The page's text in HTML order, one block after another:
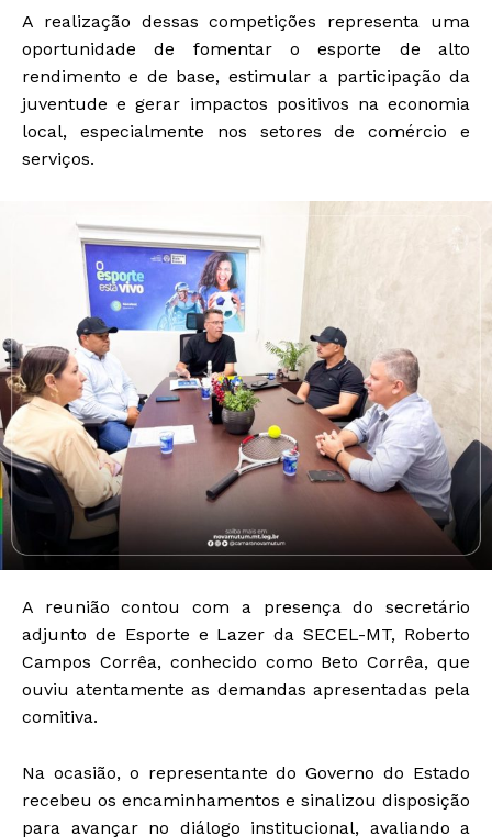
A realização dessas competições representa uma
oportunidade de fomentar o esporte de alto
rendimento e de base, estimular a participação da
juventude e gerar impactos positivos na economia
local, especialmente nos setores de comércio e
serviços.
A reunião contou com a presença do secretário
adjunto de Esporte e Lazer da SECEL-MT, Roberto
Campos Corrêa, conhecido como Beto Corrêa, que
ouviu atentamente as demandas apresentadas pela
comitiva.
Na ocasião, o representante do Governo do Estado
recebeu os encaminhamentos e sinalizou disposição
para avançar no diálogo institucional, avaliando a